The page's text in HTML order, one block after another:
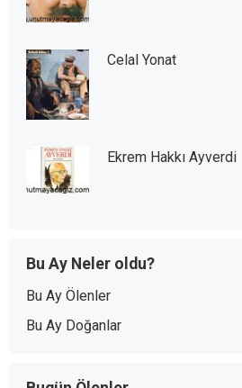
Celal Yonat
Ekrem Hakkı Ayverdi
Bu Ay Neler oldu?
Bu Ay Ölenler
Bu Ay Doğanlar